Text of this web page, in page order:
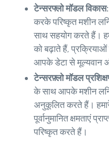
टेन्सरफ्लो मॉडल
करके परिष्कृत मशीन
साथ सहयोग करते हैं।
को बढ़ाते हैं,
आपके डेटा से मूल्यवान
टेन्सरफ़्लो मॉडल
के साथ आपके मशीन
अनुकूलित करते हैं।
पूर्वानुमानित क्षमताएं
परिष्कृत करते हैं।